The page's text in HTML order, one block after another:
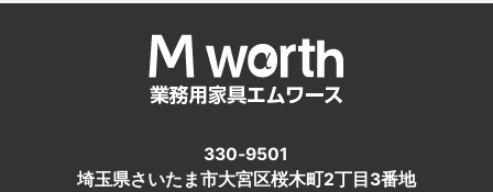
330-9501
埼玉県さいたま市大宮区桜木町2丁目3番地